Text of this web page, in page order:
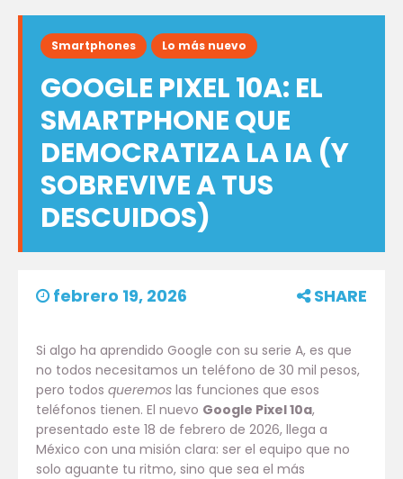
Smartphones Lo más nuevo
GOOGLE PIXEL 10A: EL
SMARTPHONE QUE
DEMOCRATIZA LA IA (Y
SOBREVIVE A TUS
DESCUIDOS)
febrero 19, 2026 SHARE
Si algo ha aprendido Google con su serie A, es que
no todos necesitamos un teléfono de 30 mil pesos,
pero todos queremos las funciones que esos
teléfonos tienen. El nuevo Google Pixel 10a,
presentado este 18 de febrero de 2026, llega a
México con una misión clara: ser el equipo que no
solo aguante tu ritmo, sino que sea el más